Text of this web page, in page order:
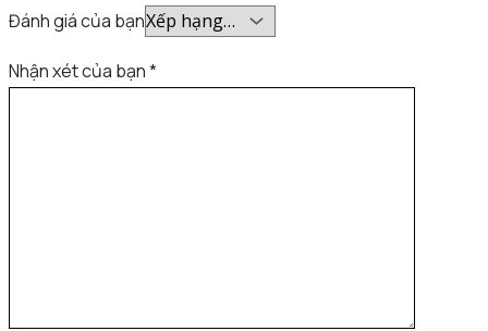
Đánh giá của bạn
Nhận xét của bạn*